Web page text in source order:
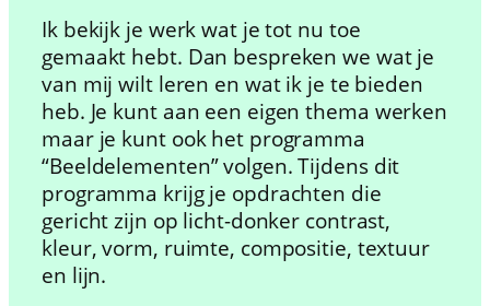
Ik bekijk je werk wat je tot nu toe
gemaakt hebt. Dan bespreken we wat je
van mij wilt leren en wat ik je te bieden
heb. Je kunt aan een eigen thema werken
maar je kunt ook het programma
“Beeldelementen” volgen. Tijdens dit
programma krijg je opdrachten die
gericht zijn op licht-donker contrast,
kleur, vorm, ruimte, compositie, textuur
en lijn.